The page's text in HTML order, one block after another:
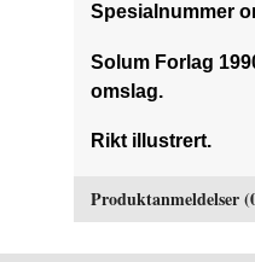
Spesialnummer
Solum Forlag
omslag.
Rikt illustrert.
Produktanmeldelser